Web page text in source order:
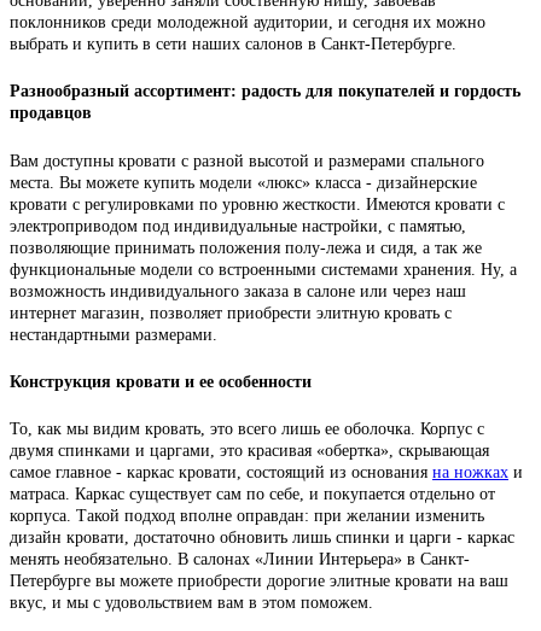
поклонников среди молодежной аудитории, и сегодня их можно
выбрать и купить в сети наших салонов в Санкт-Петербурге.
Разнообразный ассортимент: радость для покупателей и гордость
продавцов
Вам доступны кровати с разной высотой и размерами спального
места. Вы можете купить модели «люкс» класса - дизайнерские
кровати с регулировками по уровню жесткости. Имеются кровати с
электроприводом под индивидуальные настройки, с памятью,
позволяющие принимать положения полу-лежа и сидя, а так же
функциональные модели со встроенными системами хранения. Ну, а
возможность индивидуального заказа в салоне или через наш
интернет магазин, позволяет приобрести элитную кровать с
нестандартными размерами.
Конструкция кровати и ее особенности
То, как мы видим кровать, это всего лишь ее оболочка. Корпус с
двумя спинками и царгами, это красивая «обертка», скрывающая
самое главное - каркас кровати, состоящий из основания на ножках и
матраса. Каркас существует сам по себе, и покупается отдельно от
корпуса. Такой подход вполне оправдан: при желании изменить
дизайн кровати, достаточно обновить лишь спинки и царги - каркас
менять необязательно. В салонах «Линии Интерьера» в Санкт-
Петербурге вы можете приобрести дорогие элитные кровати на ваш
вкус, и мы с удовольствием вам в этом поможем.